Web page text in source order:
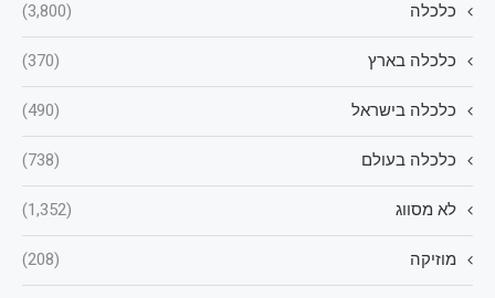
כלכלה (3,800)
כלכלה בארץ (370)
כלכלה בישראל (490)
כלכלה בעולם (738)
לא מסווג (1,352)
מוזיקה (208)